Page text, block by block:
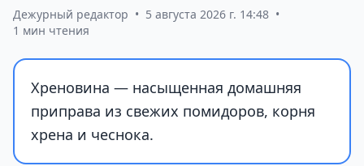
Дежурный редактор • 5 августа 2026 г. 14:48 •
1 мин чтения
Хреновина — насыщенная домашняя
приправа из свежих помидоров, корня
хрена и чеснока.